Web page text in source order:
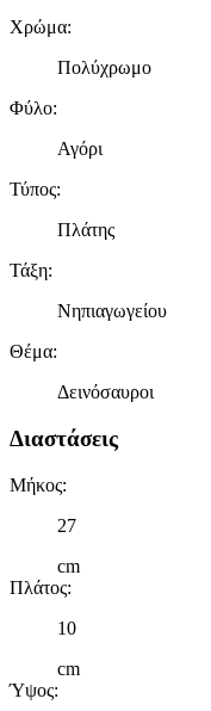
Χρώμα:
Πολύχρωμο
Φύλο:
Αγόρι
Τύπος:
Πλάτης
Τάξη:
Νηπιαγωγείου
Θέμα:
Δεινόσαυροι
Διαστάσεις
Μήκος:
27
cm
Πλάτος:
10
cm
Ύψος: